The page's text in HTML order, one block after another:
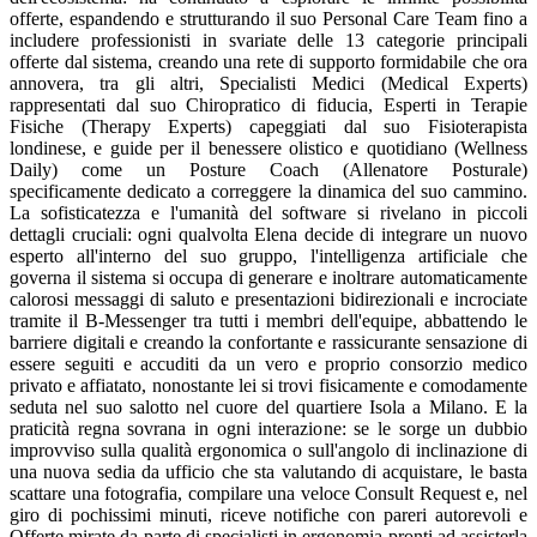
offerte, espandendo e strutturando il suo Personal Care Team fino a
includere professionisti in svariate delle 13 categorie principali
offerte dal sistema, creando una rete di supporto formidabile che ora
annovera, tra gli altri, Specialisti Medici (Medical Experts)
rappresentati dal suo Chiropratico di fiducia, Esperti in Terapie
Fisiche (Therapy Experts) capeggiati dal suo Fisioterapista
londinese, e guide per il benessere olistico e quotidiano (Wellness
Daily) come un Posture Coach (Allenatore Posturale)
specificamente dedicato a correggere la dinamica del suo cammino.
La sofisticatezza e l'umanità del software si rivelano in piccoli
dettagli cruciali: ogni qualvolta Elena decide di integrare un nuovo
esperto all'interno del suo gruppo, l'intelligenza artificiale che
governa il sistema si occupa di generare e inoltrare automaticamente
calorosi messaggi di saluto e presentazioni bidirezionali e incrociate
tramite il B-Messenger tra tutti i membri dell'equipe, abbattendo le
barriere digitali e creando la confortante e rassicurante sensazione di
essere seguiti e accuditi da un vero e proprio consorzio medico
privato e affiatato, nonostante lei si trovi fisicamente e comodamente
seduta nel suo salotto nel cuore del quartiere Isola a Milano. E la
praticità regna sovrana in ogni interazione: se le sorge un dubbio
improvviso sulla qualità ergonomica o sull'angolo di inclinazione di
una nuova sedia da ufficio che sta valutando di acquistare, le basta
scattare una fotografia, compilare una veloce Consult Request e, nel
giro di pochissimi minuti, riceve notifiche con pareri autorevoli e